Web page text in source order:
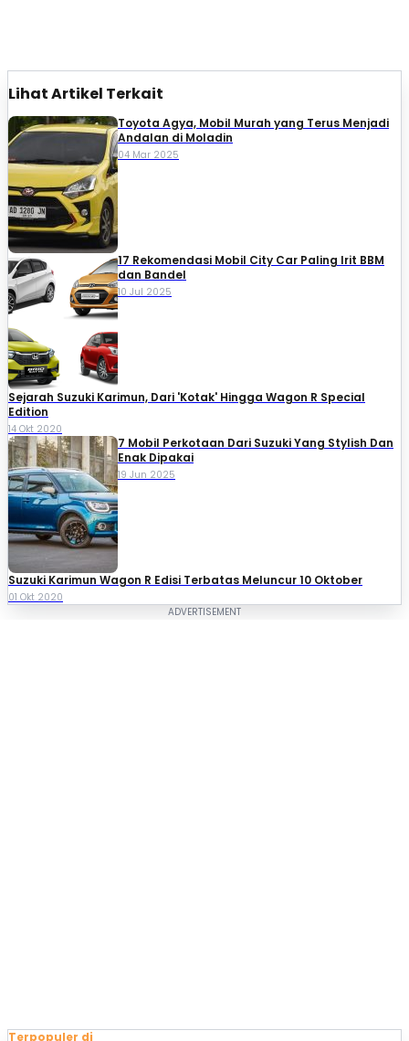
Lihat Artikel Terkait
Toyota Agya, Mobil Murah yang Terus Menjadi
Andalan di Moladin
04 Mar 2025
17 Rekomendasi Mobil City Car Paling Irit BBM
dan Bandel
10 Jul 2025
Sejarah Suzuki Karimun, Dari 'Kotak' Hingga Wagon R Special
Edition
14 Okt 2020
7 Mobil Perkotaan Dari Suzuki Yang Stylish Dan
Enak Dipakai
19 Jun 2025
Suzuki Karimun Wagon R Edisi Terbatas Meluncur 10 Oktober
01 Okt 2020
Terpopuler di